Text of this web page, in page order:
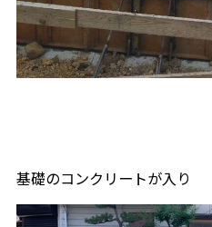
基礎のコンクリートが入り